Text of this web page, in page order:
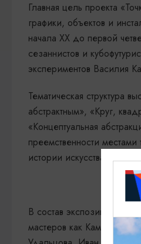
Главная цель проекта
графики, объектов и
начала XX до первой
сезаннистов и
экспериментов Василия
Тематическая структура
абстрактным», «Круг,
«Концептуальная
преемственности
истории искусства XX и
В состав экспозиции
мастеров как Камизир